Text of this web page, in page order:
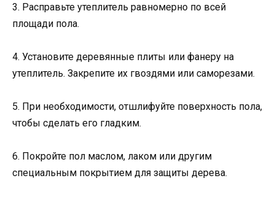
3. Расправьте утеплитель равномерно по всей
площади пола.
4. Установите деревянные плиты или фанеру на
утеплитель. Закрепите их гвоздями или саморезами.
5. При необходимости, отшлифуйте поверхность пола,
чтобы сделать его гладким.
6. Покройте пол маслом, лаком или другим
специальным покрытием для защиты дерева.